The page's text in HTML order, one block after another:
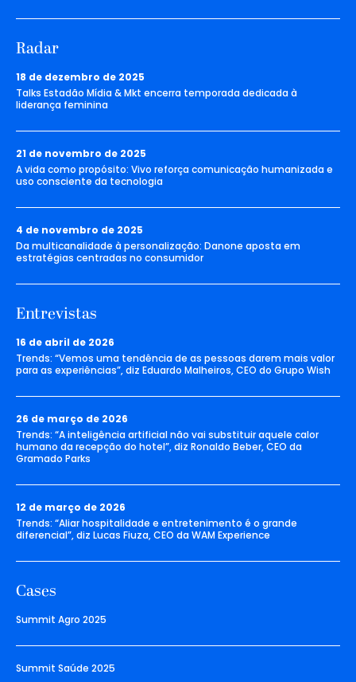
Radar
18 de dezembro de 2025
Talks Estadão Mídia & Mkt encerra temporada dedicada à
liderança feminina
21 de novembro de 2025
A vida como propósito: Vivo reforça comunicação humanizada e
uso consciente da tecnologia
4 de novembro de 2025
Da multicanalidade à personalização: Danone aposta em
estratégias centradas no consumidor
Entrevistas
16 de abril de 2026
Trends: “Vemos uma tendência de as pessoas darem mais valor
para as experiências”, diz Eduardo Malheiros, CEO do Grupo Wish
26 de março de 2026
Trends: “A inteligência artificial não vai substituir aquele calor
humano da recepção do hotel”, diz Ronaldo Beber, CEO da
Gramado Parks
12 de março de 2026
Trends: “Aliar hospitalidade e entretenimento é o grande
diferencial”, diz Lucas Fiuza, CEO da WAM Experience
Cases
Summit Agro 2025
Summit Saúde 2025